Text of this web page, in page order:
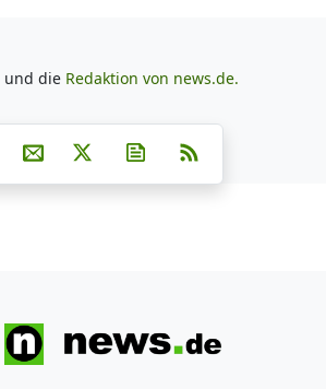
und die Redaktion von news.de.
Teilen auf Facebook
Teilen auf Whatsapp
Teilen auf Telegram
auf Pinterest
Per E-Mail teilen
Post auf XNewsletter abonnieren